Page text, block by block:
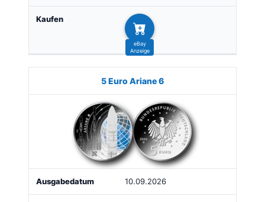
5 Euro Ariane 6
10.09.2026